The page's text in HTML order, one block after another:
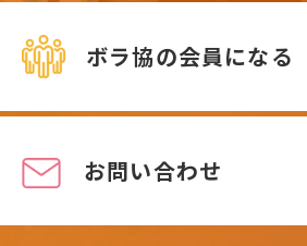
ボラ協の会員になる
お問い合わせ